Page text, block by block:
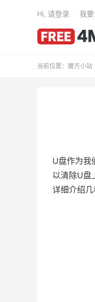
Hi, 请登录 我
当前位置： 魔方小站
U盘作为我
以清除U盘
详细介绍